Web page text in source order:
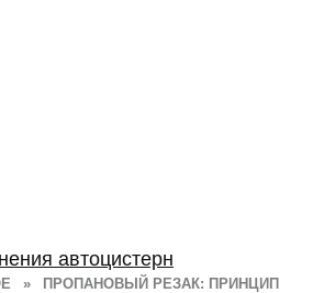
»
ПРОПАНОВЫЙ РЕЗАК: ПРИНЦИП
автоцистерн